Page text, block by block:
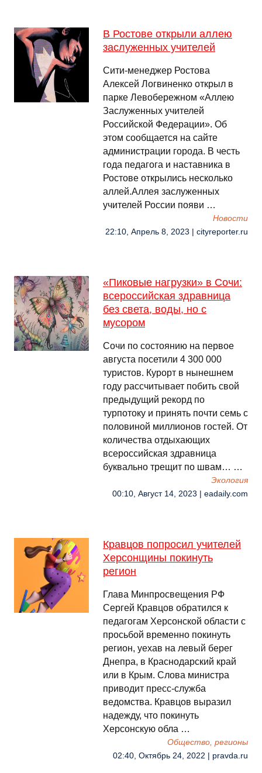
В Ростове открыли аллею
заслуженных учителей
Сити-менеджер Ростова
Алексей Логвиненко открыл в
парке Левобережном «Аллею
Заслуженных учителей
Российской Федерации». Об
этом сообщается на сайте
администрации города. В честь
года педагога и наставника в
Ростове открылись несколько
аллей.Аллея заслуженных
учителей России появи …
Новости
22:10, Апрель 8, 2023 | cityreporter.ru
«Пиковые нагрузки» в Сочи:
всероссийская здравница
без света, воды, но с
мусором
Сочи по состоянию на первое
августа посетили 4 300 000
туристов. Курорт в нынешнем
году рассчитывает побить свой
предыдущий рекорд по
турпотоку и принять почти семь с
половиной миллионов гостей. От
количества отдыхающих
всероссийская здравница
буквально трещит по швам… …
Экология
00:10, Август 14, 2023 | eadaily.com
Кравцов попросил учителей
Херсонщины покинуть
регион
Глава Минпросвещения РФ
Сергей Кравцов обратился к
педагогам Херсонской области с
просьбой временно покинуть
регион, уехав на левый берег
Днепра, в Краснодарский край
или в Крым. Слова министра
приводит пресс-служба
ведомства. Кравцов выразил
надежду, что покинуть
Херсонскую обла …
Общество, регионы
02:40, Октябрь 24, 2022 | pravda.ru